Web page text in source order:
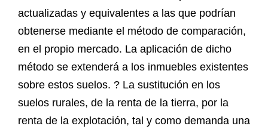
actualizadas y equivalentes a las que podrían
obtenerse mediante el método de comparación,
en el propio mercado. La aplicación de dicho
método se extenderá a los inmuebles existentes
sobre estos suelos. ? La sustitución en los
suelos rurales, de la renta de la tierra, por la
renta de la explotación, tal y como demanda una